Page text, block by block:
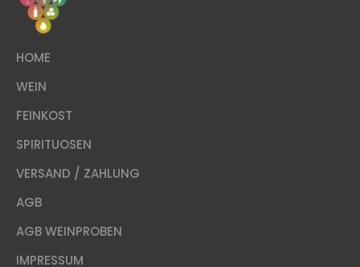
HOME
WEIN
FEINKOST
SPIRITUOSEN
VERSAND / ZAHLUNG
AGB
AGB WEINPROBEN
IMPRESSUM